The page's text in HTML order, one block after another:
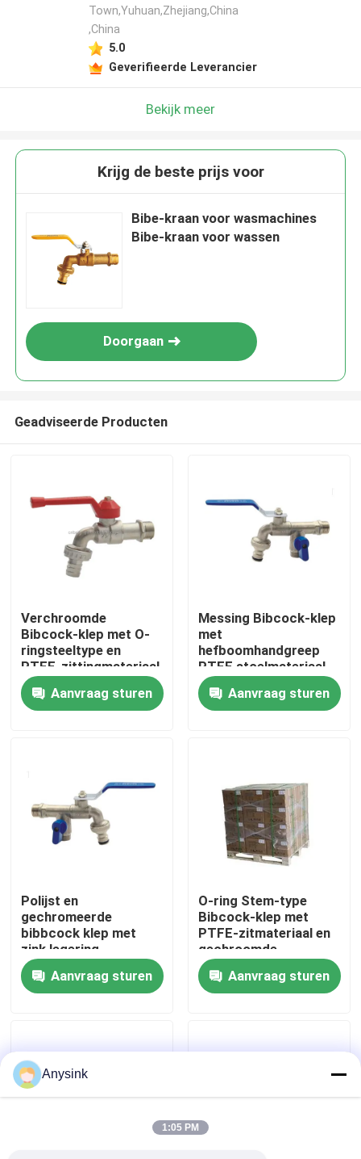
Thuis
Over ons
Fabrieksreis
Kwaliteitscontrole
Contacteer ons
Vraag een offerte aan
Bibcockklep
Town,Yuhuan,Zhejiang,China
,China
5.0
Geverifieerde Leverancier
Bekijk meer
Krijg de beste prijs voor
Bibe-kraan voor wasmachines
Bibe-kraan voor wassen
Doorgaan
Geadviseerde Producten
Verchroomde
Bibcock-klep met O-
ringsteeltype en
PTFE-zittingmateriaal
voor zware
toepassingen
Aanvraag sturen
Messing Bibcock-klep
met
hefboomhandgreep
PTFE stoelmateriaal
en 15 L/min
doorstroming voor
sanitaire installaties
Aanvraag sturen
Polijst en
gechromeerde
bibbcock klep met
zink legering
handgreep mate en
PTFE stoel materiaal
voor verbeterde
Aanvraag sturen
O-ring Stem-type
Bibcock-klep met
PTFE-zitmateriaal en
gechroomde
afwerking voor
keuken- en
nutsgebruik
Aanvraag sturen
Anysink
1:05 PM